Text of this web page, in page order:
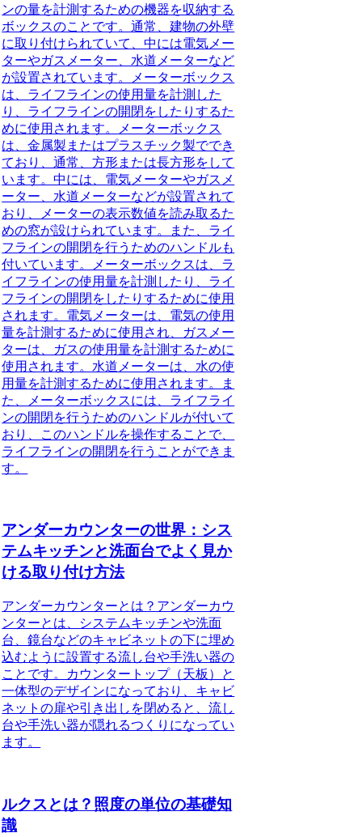
ンの量を計測するための機器を収納する
ボックスのことです。通常、建物の外壁
に取り付けられていて、中には電気メー
ターやガスメーター、水道メーターなど
が設置されています。メーターボックス
は、ライフラインの使用量を計測した
り、ライフラインの開閉をしたりするた
めに使用されます。メーターボックス
は、金属製またはプラスチック製ででき
ており、通常、方形または長方形をして
います。中には、電気メーターやガスメ
ーター、水道メーターなどが設置されて
おり、メーターの表示数値を読み取るた
めの窓が設けられています。また、ライ
フラインの開閉を行うためのハンドルも
付いています。メーターボックスは、ラ
イフラインの使用量を計測したり、ライ
フラインの開閉をしたりするために使用
されます。電気メーターは、電気の使用
量を計測するために使用され、ガスメー
ターは、ガスの使用量を計測するために
使用されます。水道メーターは、水の使
用量を計測するために使用されます。ま
た、メーターボックスには、ライフライ
ンの開閉を行うためのハンドルが付いて
おり、このハンドルを操作することで、
ライフラインの開閉を行うことができま
す。
アンダーカウンターの世界：シス
テムキッチンと洗面台でよく見か
ける取り付け方法
アンダーカウンターとは？アンダーカウ
ンターとは、システムキッチンや洗面
台、鏡台などのキャビネットの下に埋め
込むように設置する流し台や手洗い器の
ことです。カウンタートップ（天板）と
一体型のデザインになっており、キャビ
ネットの扉や引き出しを閉めると、流し
台や手洗い器が隠れるつくりになってい
ます。
ルクスとは？照度の単位の基礎知
識